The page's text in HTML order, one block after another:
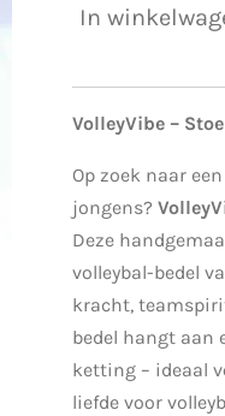
In
VolleyVibe –
Op zoek naar
jongens?
Deze
volleybal-bedel
kracht,
bedel hangt aan
ketting – ideaal
liefde voor